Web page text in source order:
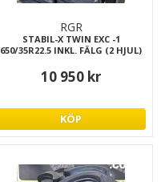
RGR
STABIL-X TWIN EXC -1
650/35R22.5 INKL. FÄLG (2 HJUL)
10 950 kr
KÖP